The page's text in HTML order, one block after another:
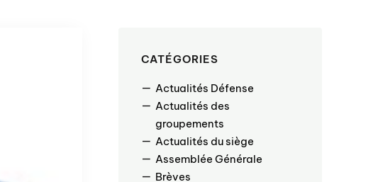
CATÉGORIES
Actualités Défense
Actualités des
groupements
Actualités du siège
Assemblée Générale
Brèves